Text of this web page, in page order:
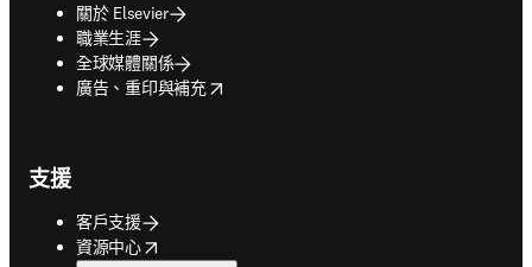
關於 Elsevier
職業生涯
全球媒體關係
廣告、重印與補充
opens in new tab/window
支援
客戶支援
資源中心
opens in new tab/window